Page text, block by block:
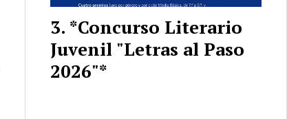
*Concurso Literario
Juvenil "Letras al Paso
2026"*